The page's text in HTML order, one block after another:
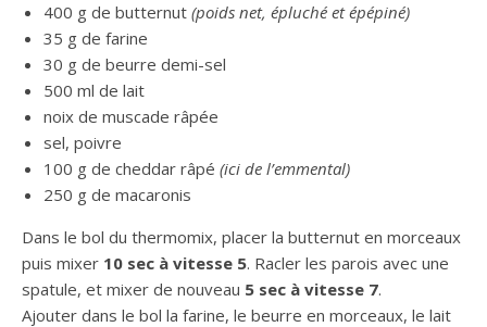
400 g de butternut (poids net, épluché et épépiné)
35 g de farine
30 g de beurre demi-sel
500 ml de lait
noix de muscade râpée
sel, poivre
100 g de cheddar râpé (ici de l’emmental)
250 g de macaronis
Dans le bol du thermomix, placer la butternut en morceaux
puis mixer 10 sec à vitesse 5. Racler les parois avec une
spatule, et mixer de nouveau 5 sec à vitesse 7.
Ajouter dans le bol la farine, le beurre en morceaux, le lait